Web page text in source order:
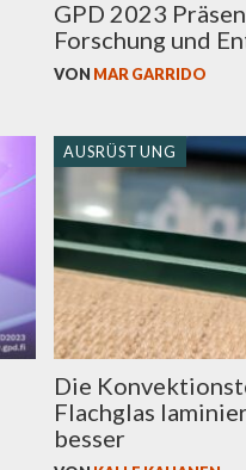
GPD 2023
Forschung und
VON MAR GARRIDO
AUSRÜSTUNG
Die
Flachglas
besser